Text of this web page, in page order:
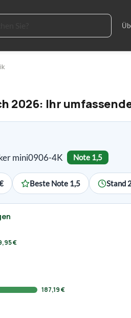
2026: Ihr
mini0906-4K Note 1,5
Beste Note 1,5 Stand
€
187,19 €